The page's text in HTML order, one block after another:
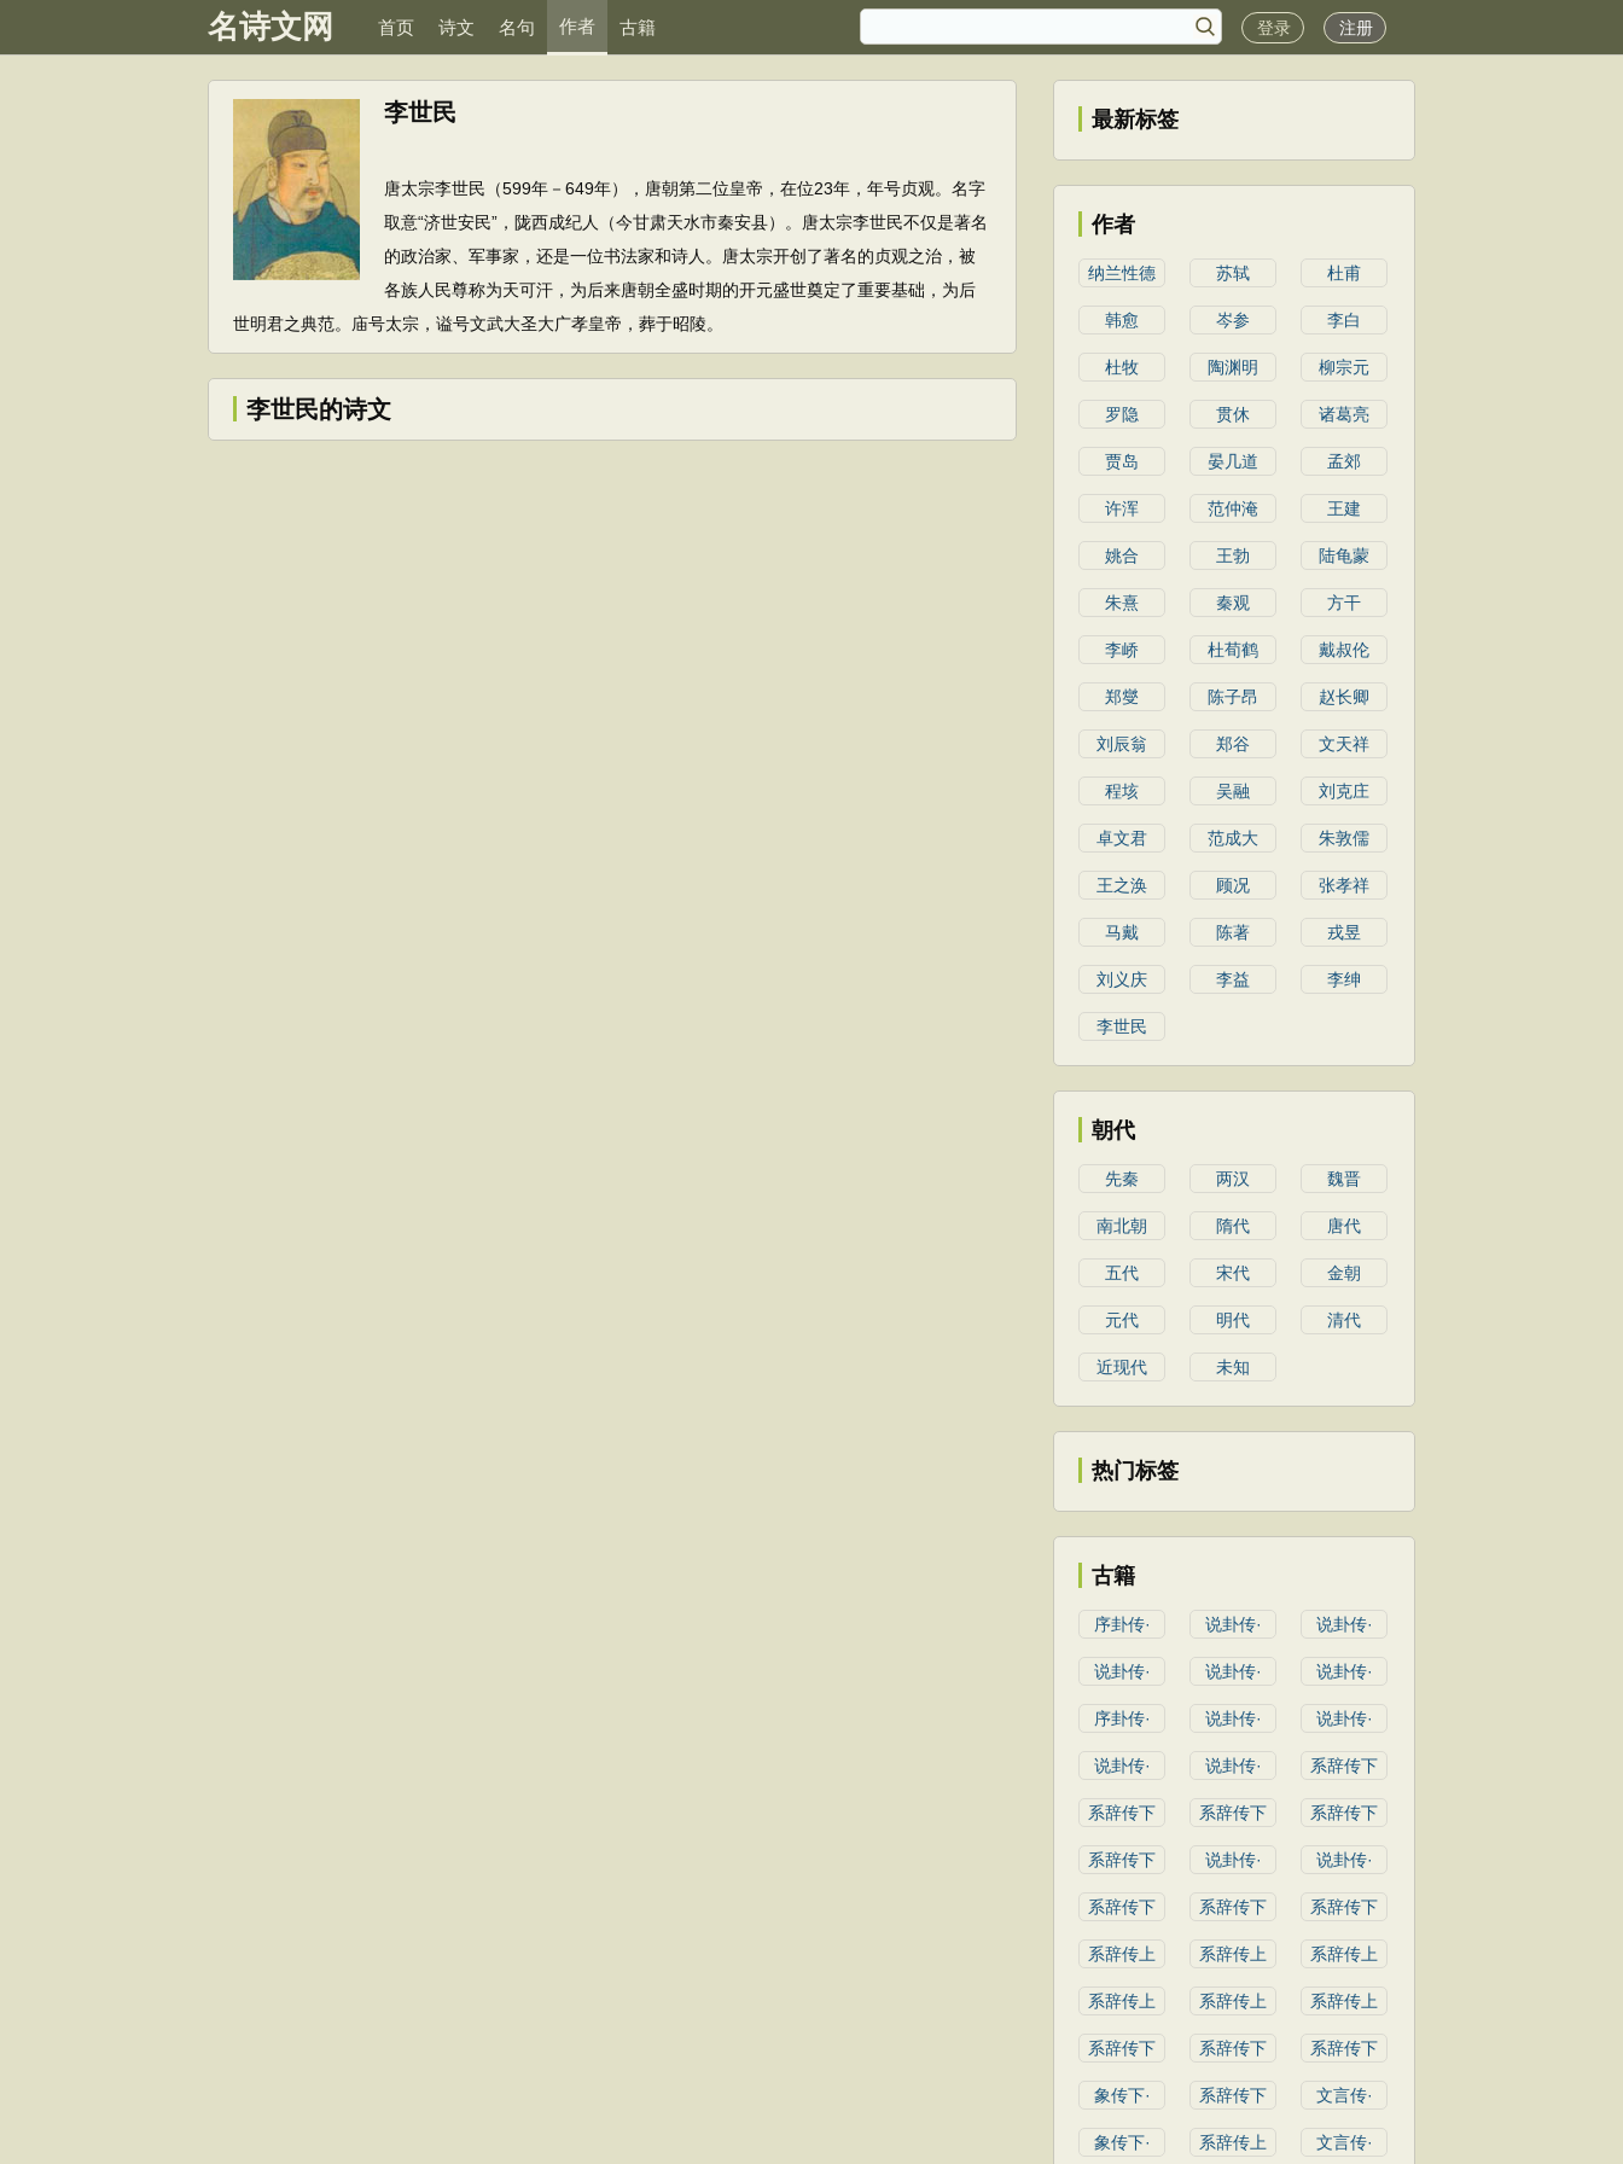
名诗文网 首页 诗文 名句 作者 古籍 登录 注册
李世民
唐太宗李世民（599年－649年），唐朝第二位皇帝，在位23年，年号贞观。名字
取意“济世安民”，陇西成纪人（今甘肃天水市秦安县）。唐太宗李世民不仅是著名
的政治家、军事家，还是一位书法家和诗人。唐太宗开创了著名的贞观之治，被
各族人民尊称为天可汗，为后来唐朝全盛时期的开元盛世奠定了重要基础，为后
世明君之典范。庙号太宗，谥号文武大圣大广孝皇帝，葬于昭陵。
李世民的诗文
最新标签
作者
纳兰性德 苏轼 杜甫
韩愈 岑参 李白
杜牧 陶渊明 柳宗元
罗隐 贯休 诸葛亮
贾岛 晏几道 孟郊
许浑 范仲淹 王建
姚合 王勃 陆龟蒙
朱熹 秦观 方干
李峤 杜荀鹤 戴叔伦
郑燮 陈子昂 赵长卿
刘辰翁 郑谷 文天祥
程垓 吴融 刘克庄
卓文君 范成大 朱敦儒
王之涣 顾况 张孝祥
马戴 陈著 戎昱
刘义庆 李益 李绅
李世民
朝代
先秦 两汉 魏晋
南北朝 隋代 唐代
五代 宋代 金朝
元代 明代 清代
近现代 未知
热门标签
古籍
序卦传· 说卦传· 说卦传·
说卦传· 说卦传· 说卦传·
序卦传· 说卦传· 说卦传·
说卦传· 说卦传· 系辞传下
系辞传下 系辞传下 系辞传下
系辞传下 说卦传· 说卦传·
系辞传下 系辞传下 系辞传下
系辞传上 系辞传上 系辞传上
系辞传上 系辞传上 系辞传上
系辞传下 系辞传下 系辞传下
象传下· 系辞传下 文言传·
象传下· 系辞传上 文言传·